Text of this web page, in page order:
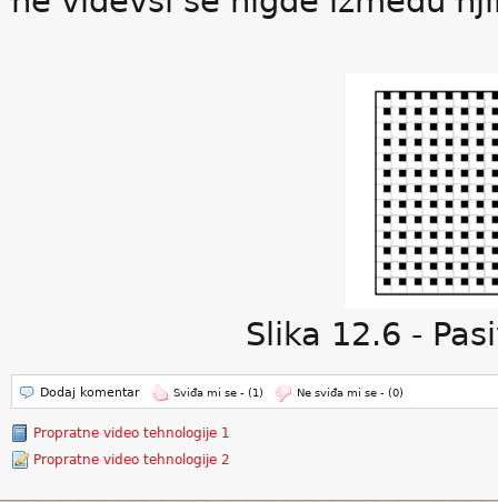
Slika 12.6 -
Dodaj komentar Sviđa mi se - (1) Ne sviđa mi se - (0)
Propratne video tehnologije 1
Propratne video tehnologije 2